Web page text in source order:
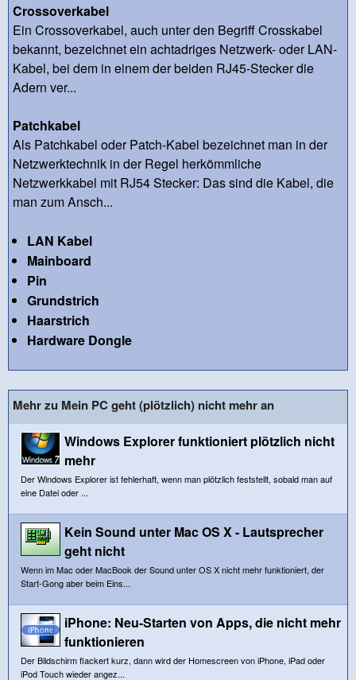
Crossoverkabel
Ein Crossoverkabel, auch unter den Begriff Crosskabel
bekannt, bezeichnet ein achtadriges Netzwerk- oder LAN-
Kabel, bei dem in einem der beiden RJ45-Stecker die
Adern ver...
Patchkabel
Als Patchkabel oder Patch-Kabel bezeichnet man in der
Netzwerktechnik in der Regel herkömmliche
Netzwerkkabel mit RJ54 Stecker: Das sind die Kabel, die
man zum Ansch...
LAN Kabel
Mainboard
Pin
Grundstrich
Haarstrich
Hardware Dongle
Mehr zu Mein PC geht (plötzlich) nicht mehr an
Windows Explorer funktioniert plötzlich nicht
mehr
Der Windows Explorer ist fehlerhaft, wenn man plötzlich feststellt, sobald man auf
eine Datei oder ...
Kein Sound unter Mac OS X - Lautsprecher
geht nicht
Wenn im Mac oder MacBook der Sound unter OS X nicht mehr funktioniert, der
Start-Gong aber beim Eins...
iPhone: Neu-Starten von Apps, die nicht mehr
funktionieren
Der Bildschirm flackert kurz, dann wird der Homescreen von iPhone, iPad oder
iPod Touch wieder angez...